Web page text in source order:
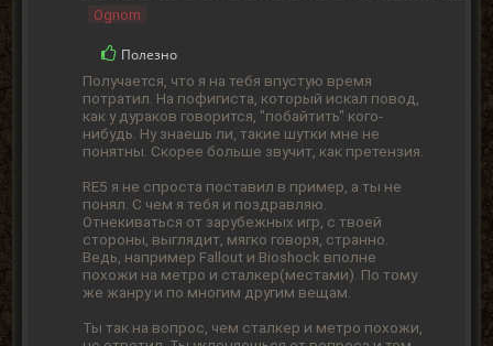
Ognom
Полезно
Получается, что я на тебя впустую время
потратил. На пофигиста, который искал повод,
как у дураков говорится, "побайтить" кого-
нибудь. Ну знаешь ли, такие шутки мне не
понятны. Скорее больше звучит, как претензия.
RE5 я не спроста поставил в пример, а ты не
понял. С чем я тебя и поздравляю.
Отнекиваться от зарубежных игр, с твоей
стороны, выглядит, мягко говоря, странно.
Ведь, например Fallout и Bioshock вполне
похожи на метро и сталкер(местами). По тому
же жанру и по многим другим вещам.
Ты так на вопрос, чем сталкер и метро похожи,